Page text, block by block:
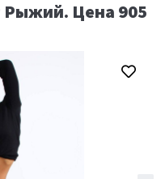
Цена 905